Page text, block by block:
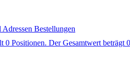
Adressen Bestellungen
0 Positionen. Der Gesamtwert beträgt